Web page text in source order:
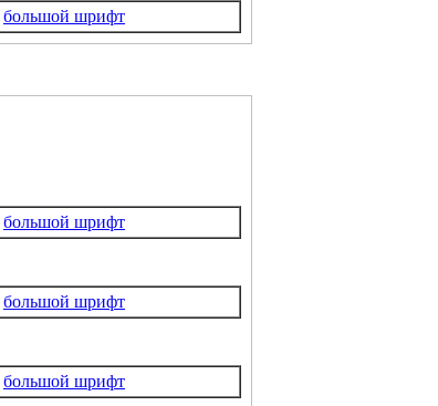
большой шрифт
большой шрифт
большой шрифт
большой шрифт